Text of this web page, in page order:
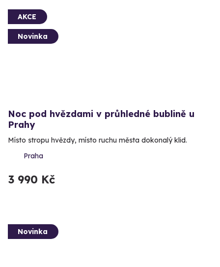
AKCE
Novinka
Noc pod hvězdami v průhledné bublině u
Prahy
Místo stropu hvězdy, místo ruchu města dokonalý klid.
Praha
3 990 Kč
Novinka